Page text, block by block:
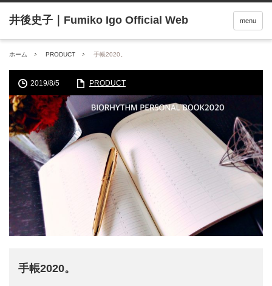
menu
ホーム PRODUCT 手帳2020。
2019/8/5 PRODUCT
手帳2020。